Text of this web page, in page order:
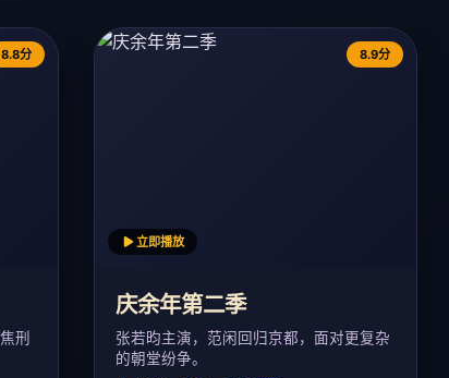
8.8分
刑
8.9分
立即播放
庆余年第二季
张若昀主演，范闲回归京都，面对更复杂
的朝堂纷争。